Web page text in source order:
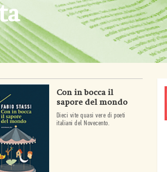
Con in bocca il
sapore del mondo
Dieci vite quasi vere di poeti
italiani del Novecento.